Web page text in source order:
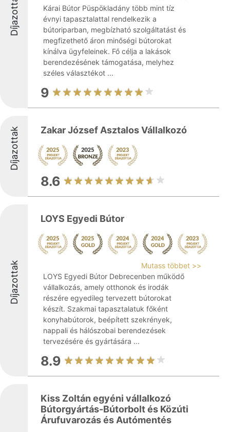
Díjazottak
Kárai Bútor Püspökladány több mint tíz
évnyi tapasztalattal rendelkezik a
bútoriparban, megbízható szolgáltatást és
megfizethető áron minőségi bútorokat
kínálva ügyfeleinek. Fő célja a lakások
berendezésének támogatása, melyhez
széles választékot ...
9
Díjazottak Zakar József Asztalos Vállalkozó
8.6
Díjazottak
LOYS Egyedi Bútor
Mutass többet >>
LOYS Egyedi Bútor Debrecenben működő
vállalkozás, amely otthonok és irodák
részére egyedileg tervezett bútorokat
készít. Szakmai tapasztalatuk főként
konyhabútorok, beépített szekrények,
nappali és hálószobai berendezések
tervezésére és gyártására ...
8.9
Kiss Zoltán egyéni vállalkozó
Bútorgyártás-Bútorbolt és Közúti
Árufuvarozás és Autómentés